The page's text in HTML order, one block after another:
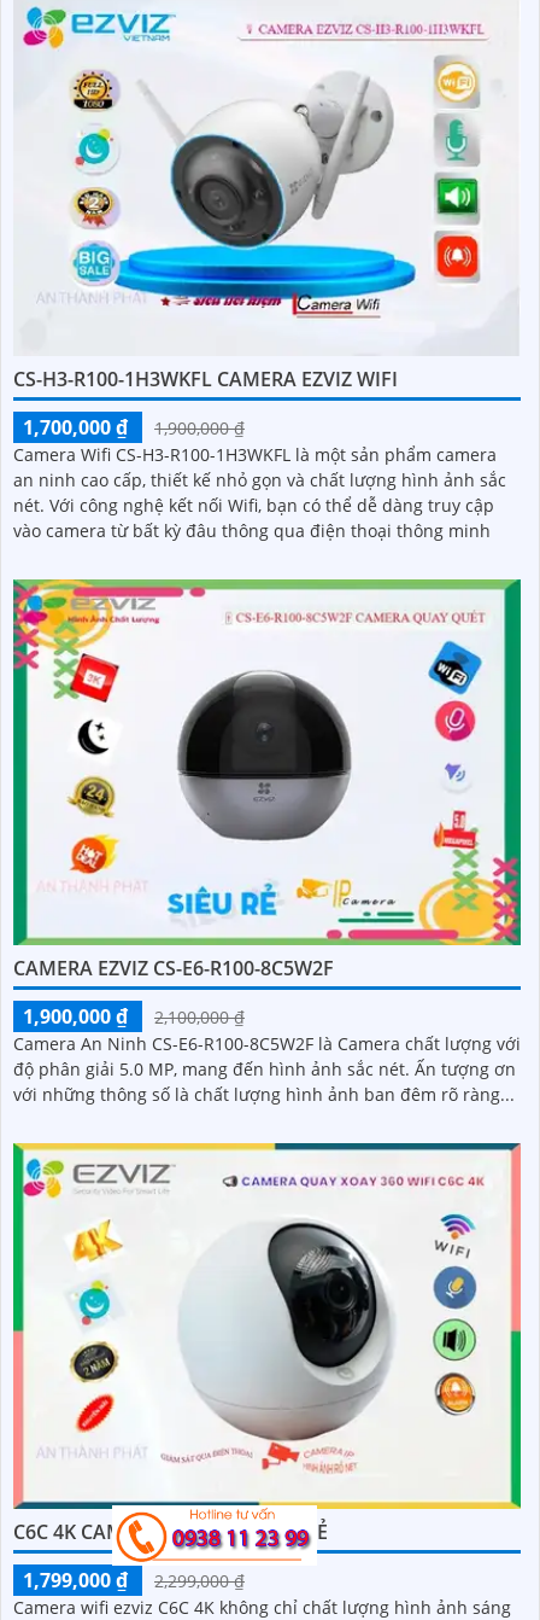
CS-H3-R100-1H3WKFL CAMERA EZVIZ WIFI
1,700,000 ₫
1,900,000 ₫
Camera Wifi CS-H3-R100-1H3WKFL là một sản phẩm camera
an ninh cao cấp, thiết kế nhỏ gọn và chất lượng hình ảnh sắc
nét. Với công nghệ kết nối Wifi, bạn có thể dễ dàng truy cập
vào camera từ bất kỳ đâu thông qua điện thoại thông minh
CAMERA EZVIZ CS-E6-R100-8C5W2F
1,900,000 ₫
2,100,000 ₫
Camera An Ninh CS-E6-R100-8C5W2F là Camera chất lượng với
độ phân giải 5.0 MP, mang đến hình ảnh sắc nét. Ấn tượng ơn
với những thông số là chất lượng hình ảnh ban đêm rõ ràng...
C6C 4K CAMERA WIFI EZVIZ GIÁ RẺ
1,799,000 ₫
2,299,000 ₫
Camera wifi ezviz C6C 4K không chỉ chất lượng hình ảnh sáng